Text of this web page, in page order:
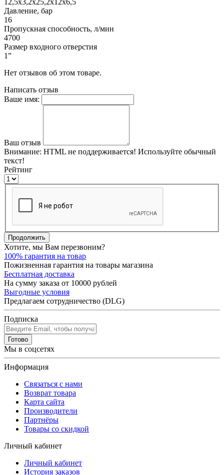
Давление, бар
16
Пропускная способность, л/мин
4700
Размер входного отверстия
1”
Нет отзывов об этом товаре.
Написать отзыв
Ваше имя:
Ваш отзыв
Внимание: HTML не поддерживается! Используйте обычный
текст!
Рейтинг
Продолжить
Хотите, мы Вам перезвоним?
100% гарантия на товар
Пожизненная гарантия на товары магазина
Бесплатная доставка
На сумму заказа от 10000 рублей
Выгодные условия
Предлагаем сотрудничество (DLG)
Подписка
Готово
Мы в соцсетях
Информация
Связаться с нами
Возврат товара
Карта сайта
Производители
Партнёры
Товары со скидкой
Личный кабинет
Личный кабинет
История заказов